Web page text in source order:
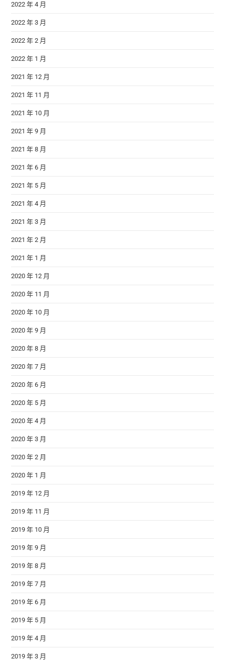
2022 年 4 月
2022 年 3 月
2022 年 2 月
2022 年 1 月
2021 年 12 月
2021 年 11 月
2021 年 10 月
2021 年 9 月
2021 年 8 月
2021 年 6 月
2021 年 5 月
2021 年 4 月
2021 年 3 月
2021 年 2 月
2021 年 1 月
2020 年 12 月
2020 年 11 月
2020 年 10 月
2020 年 9 月
2020 年 8 月
2020 年 7 月
2020 年 6 月
2020 年 5 月
2020 年 4 月
2020 年 3 月
2020 年 2 月
2020 年 1 月
2019 年 12 月
2019 年 11 月
2019 年 10 月
2019 年 9 月
2019 年 8 月
2019 年 7 月
2019 年 6 月
2019 年 5 月
2019 年 4 月
2019 年 3 月